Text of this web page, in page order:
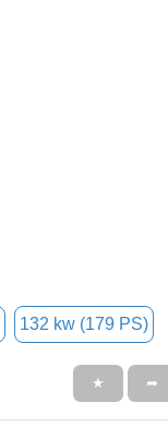
132 kw (179 PS)
★ ➦